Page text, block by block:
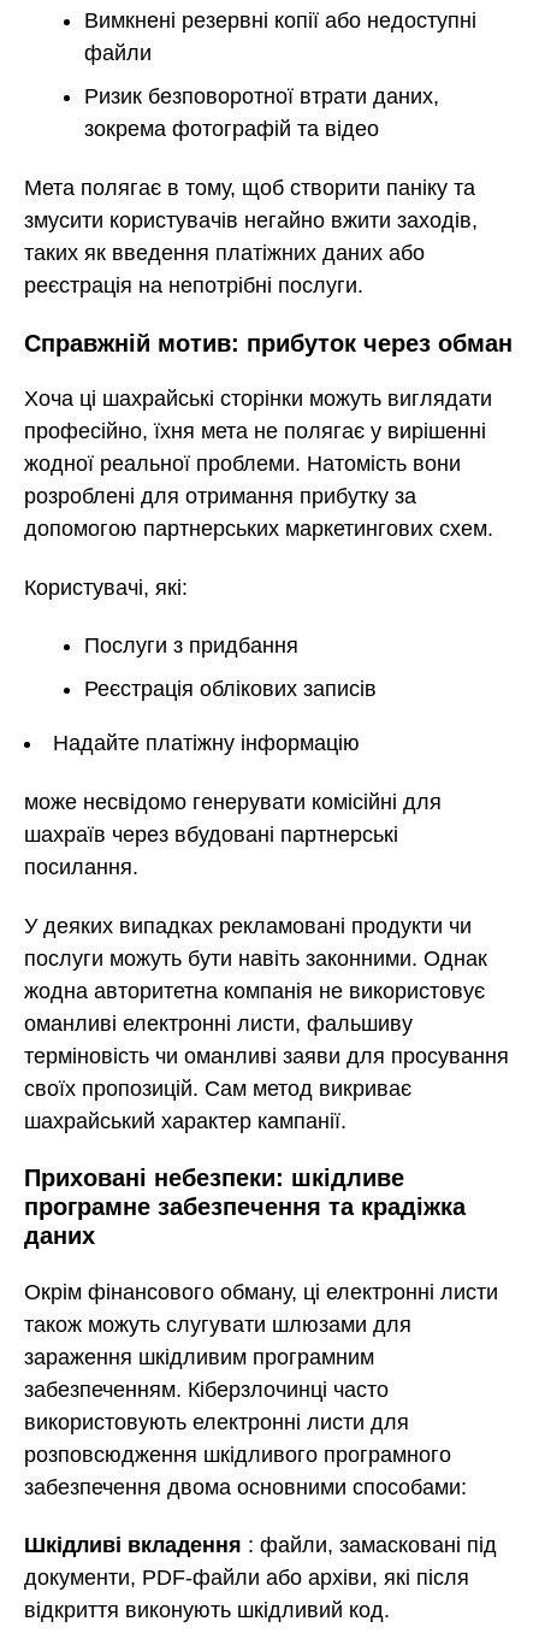
Вимкнені резервні копії або недоступні
файли
Ризик безповоротної втрати даних,
зокрема фотографій та відео
Мета полягає в тому, щоб створити паніку та
змусити користувачів негайно вжити заходів,
таких як введення платіжних даних або
реєстрація на непотрібні послуги.
Справжній мотив: прибуток через обман
Хоча ці шахрайські сторінки можуть виглядати
професійно, їхня мета не полягає у вирішенні
жодної реальної проблеми. Натомість вони
розроблені для отримання прибутку за
допомогою партнерських маркетингових схем.
Користувачі, які:
Послуги з придбання
Реєстрація облікових записів
Надайте платіжну інформацію
може несвідомо генерувати комісійні для
шахраїв через вбудовані партнерські
посилання.
У деяких випадках рекламовані продукти чи
послуги можуть бути навіть законними. Однак
жодна авторитетна компанія не використовує
оманливі електронні листи, фальшиву
терміновість чи оманливі заяви для просування
своїх пропозицій. Сам метод викриває
шахрайський характер кампанії.
Приховані небезпеки: шкідливе
програмне забезпечення та крадіжка
даних
Окрім фінансового обману, ці електронні листи
також можуть слугувати шлюзами для
зараження шкідливим програмним
забезпеченням. Кіберзлочинці часто
використовують електронні листи для
розповсюдження шкідливого програмного
забезпечення двома основними способами:
Шкідливі вкладення : файли, замасковані під
документи, PDF-файли або архіви, які після
відкриття виконують шкідливий код.